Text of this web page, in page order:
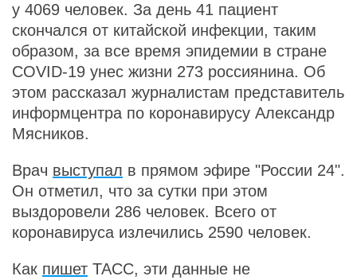
у 4069 человек. За день 41 пациент
скончался от китайской инфекции, таким
образом, за все время эпидемии в стране
COVID-19 унес жизни 273 россиянина. Об
этом рассказал журналистам представитель
информцентра по коронавирусу Александр
Мясников.
Врач выступал в прямом эфире "России 24".
Он отметил, что за сутки при этом
выздоровели 286 человек. Всего от
коронавируса излечились 2590 человек.
Как пишет ТАСС, эти данные не